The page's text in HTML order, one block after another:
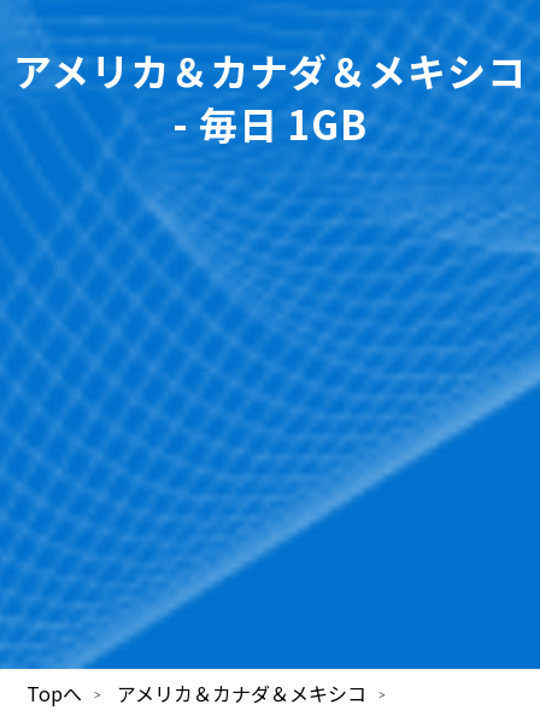
アメリカ＆カナダ＆メキシコ
- 毎日 1GB
Topへ
アメリカ＆カナダ＆メキシコ